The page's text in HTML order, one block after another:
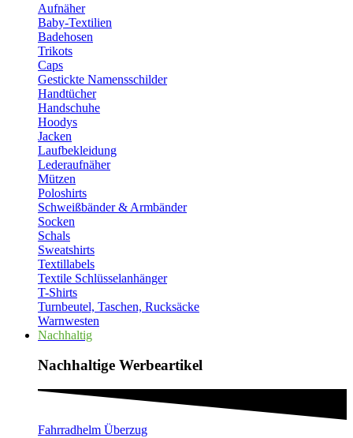
Aufnäher
Baby-Textilien
Badehosen
Trikots
Caps
Gestickte Namensschilder
Handtücher
Handschuhe
Hoodys
Jacken
Laufbekleidung
Lederaufnäher
Mützen
Poloshirts
Schweißbänder & Armbänder
Socken
Schals
Sweatshirts
Textillabels
Textile Schlüsselanhänger
T-Shirts
Turnbeutel, Taschen, Rucksäcke
Warnwesten
Nachhaltig
Nachhaltige Werbeartikel​
Fahrradhelm Überzug